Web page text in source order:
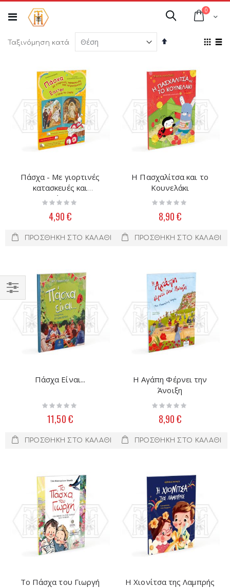
στο
περιεχόμενο
Cart
0
Αναζήτηση
Ταξινόμηση κατά
Φθίνουσα
Πάσχα - Με γιορτινές
κατασκευές και
χειροτεχνίες/I love to
Rating:
4,90 €
ΠΡΟΣΘΉΚΗ ΣΤΟ ΚΑΛΆΘΙ
Η Πασχαλίτσα και το
Κουνελάκι
Rating:
8,90 €
ΠΡΟΣΘΉΚΗ ΣΤΟ ΚΑΛΆΘΙ
Πάσχα Είναι...
Rating:
11,50 €
ΠΡΟΣΘΉΚΗ ΣΤΟ ΚΑΛΆΘΙ
Η Αγάπη Φέρνει την
Άνοιξη
Rating:
8,90 €
ΠΡΟΣΘΉΚΗ ΣΤΟ ΚΑΛΆΘΙ
Το Πάσχα του Γιωργή Η Χιονίτσα της Λαμπρής
Filter